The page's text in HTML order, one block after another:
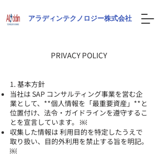
​アラディンテクノロジー株式会社
PRIVACY POLICY
1. 基本方針
当社は SAP コンサルティング事業を営む企
業として、**個人情報を「最重要資産」**と
位置付け、法令・ガイドラインを遵守するこ
とを宣言しています。 ￼
収集した情報は 利用目的を特定したうえで
取り扱い、目的外利用を禁止する旨を明記。
￼